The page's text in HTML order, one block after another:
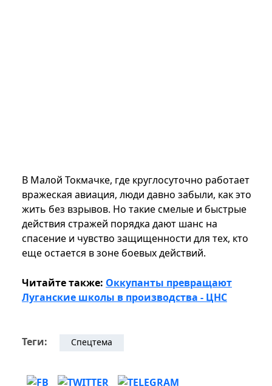
В Малой Токмачке, где круглосуточно работает
вражеская авиация, люди давно забыли, как это
жить без взрывов. Но такие смелые и быстрые
действия стражей порядка дают шанс на
спасение и чувство защищенности для тех, кто
еще остается в зоне боевых действий.
Читайте также: Оккупанты превращают
Луганские школы в производства - ЦНС
Теги: Спецтема